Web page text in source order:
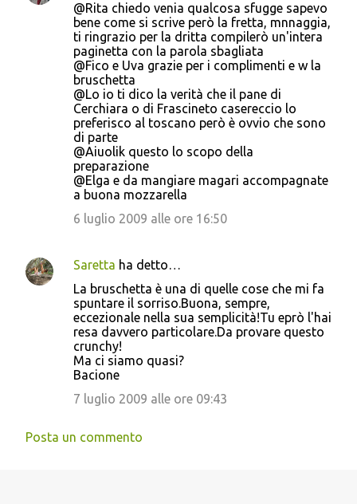
@Rita chiedo venia qualcosa sfugge sapevo
bene come si scrive però la fretta, mnnaggia,
ti ringrazio per la dritta compilerò un'intera
paginetta con la parola sbagliata
@Fico e Uva grazie per i complimenti e w la
bruschetta
@Lo io ti dico la verità che il pane di
Cerchiara o di Frascineto casereccio lo
preferisco al toscano però è ovvio che sono
di parte
@Aiuolik questo lo scopo della
preparazione
@Elga e da mangiare magari accompagnate
a buona mozzarella
6 luglio 2009 alle ore 16:50
Saretta ha detto…
La bruschetta è una di quelle cose che mi fa
spuntare il sorriso.Buona, sempre,
eccezionale nella sua semplicità!Tu eprò l'hai
resa davvero particolare.Da provare questo
crunchy!
Ma ci siamo quasi?
Bacione
7 luglio 2009 alle ore 09:43
Posta un commento